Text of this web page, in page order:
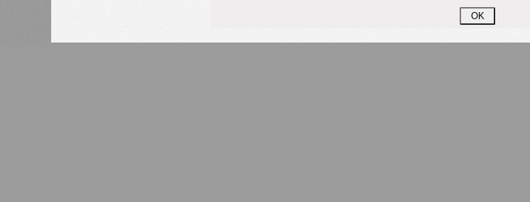
В регионе учреждены удостоверения мастеров спорта по борьбе керешу (фото: wikimedia
OK